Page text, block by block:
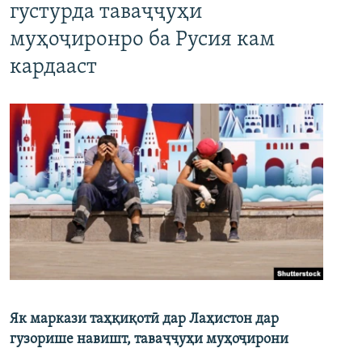
густурда таваҷҷуҳи
муҳоҷиронро ба Русия кам
кардааст
Як маркази таҳқиқотӣ дар Лаҳистон дар
гузорише навишт, таваҷҷуҳи муҳоҷирони